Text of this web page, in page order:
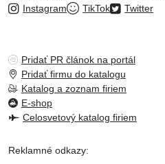
Instagram
TikTok Twitter
Pridať PR článok na portál
Pridať firmu do katalogu
Katalog a zoznam firiem
E-shop
Celosvetový katalog firiem
Reklamné odkazy: